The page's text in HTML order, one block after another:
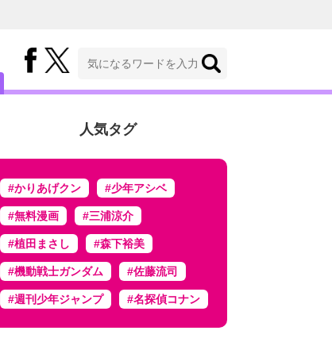
人気タグ
#かりあげクン #少年アシベ
#無料漫画 #三浦涼介
#植田まさし #森下裕美
#機動戦士ガンダム #佐藤流司
#週刊少年ジャンプ #名探偵コナン